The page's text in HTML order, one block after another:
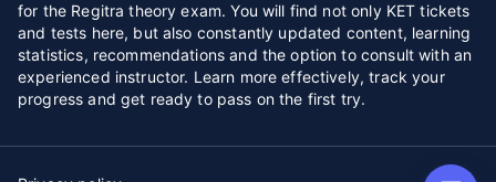
for the Regitra theory exam. You will find not only KET tickets
and tests here, but also constantly updated content, learning
statistics, recommendations and the option to consult with an
experienced instructor. Learn more effectively, track your
progress and get ready to pass on the first try.